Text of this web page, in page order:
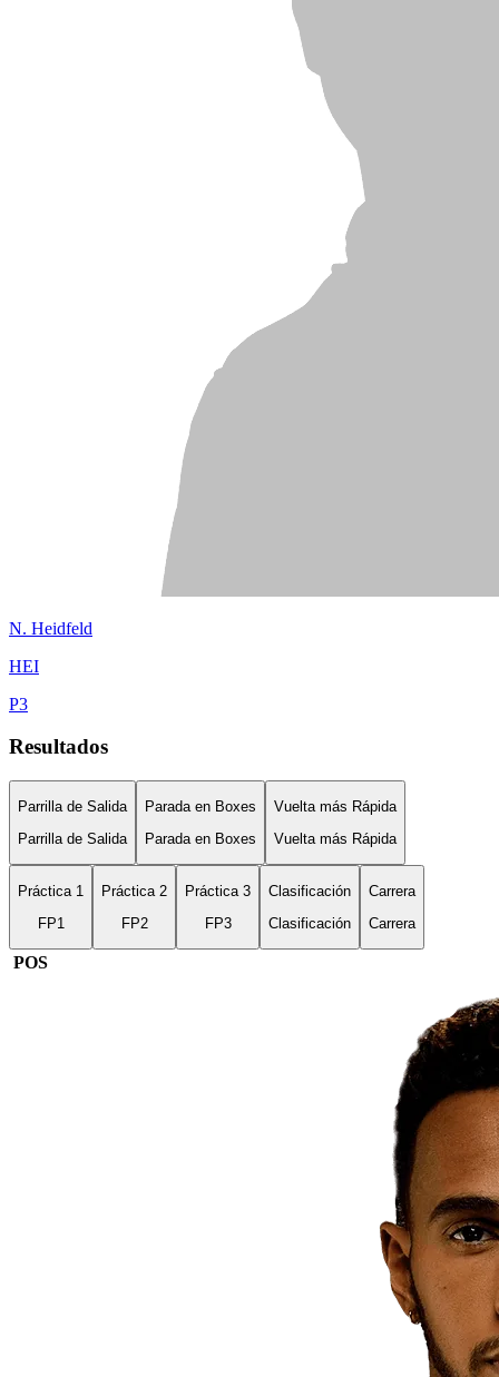
N. Heidfeld
HEI
P3
Resultados
Parrilla de Salida
Parrilla de Salida
Parada en Boxes
Parada en Boxes
Vuelta más Rápida
Vuelta más Rápida
Práctica 1
FP1
Práctica 2
FP2
Práctica 3
FP3
Clasificación
Clasificación
Carrera
Carrera
POS